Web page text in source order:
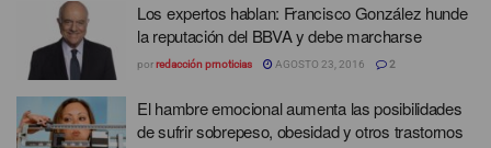
Los expertos hablan: Francisco González hunde
la reputación del BBVA y debe marcharse
porredacción prnoticias AGOSTO 23, 2016 2
El hambre emocional aumenta las posibilidades
de sufrir sobrepeso, obesidad y otros trastornos